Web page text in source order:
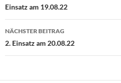
Einsatz am 19.08.22
NÄCHSTER BEITRAG
2. Einsatz am 20.08.22